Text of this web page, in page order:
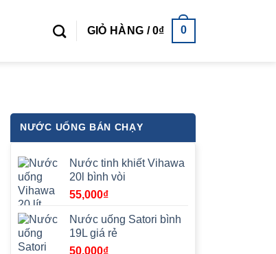
GIỎ HÀNG /0₫ 0
NƯỚC UỐNG BÁN CHẠY
Nước tinh khiết Vihawa
20l bình vòi
55,000₫
Nước uống Satori bình
19L giá rẻ
50,000₫